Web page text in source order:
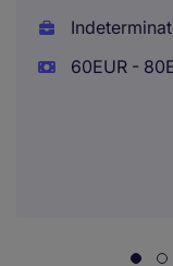
60EUR -